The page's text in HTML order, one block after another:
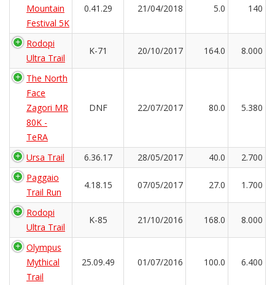
Mountain
Festival 5K
0.41.29 21/04/2018 5.0 140
Rodopi
Ultra Trail
K-71 20/10/2017 164.0 8.000
The North
Face
Zagori MR
80K -
TeRA
DNF 22/07/2017 80.0 5.380
Ursa Trail 6.36.17 28/05/2017 40.0
2.700
Paggaio
Trail Run
4.18.15 07/05/2017 27.0 1.700
Rodopi
Ultra Trail
K-85 21/10/2016 168.0 8.000
Olympus
Mythical
Trail
25.09.49 01/07/2016 100.0 6.400